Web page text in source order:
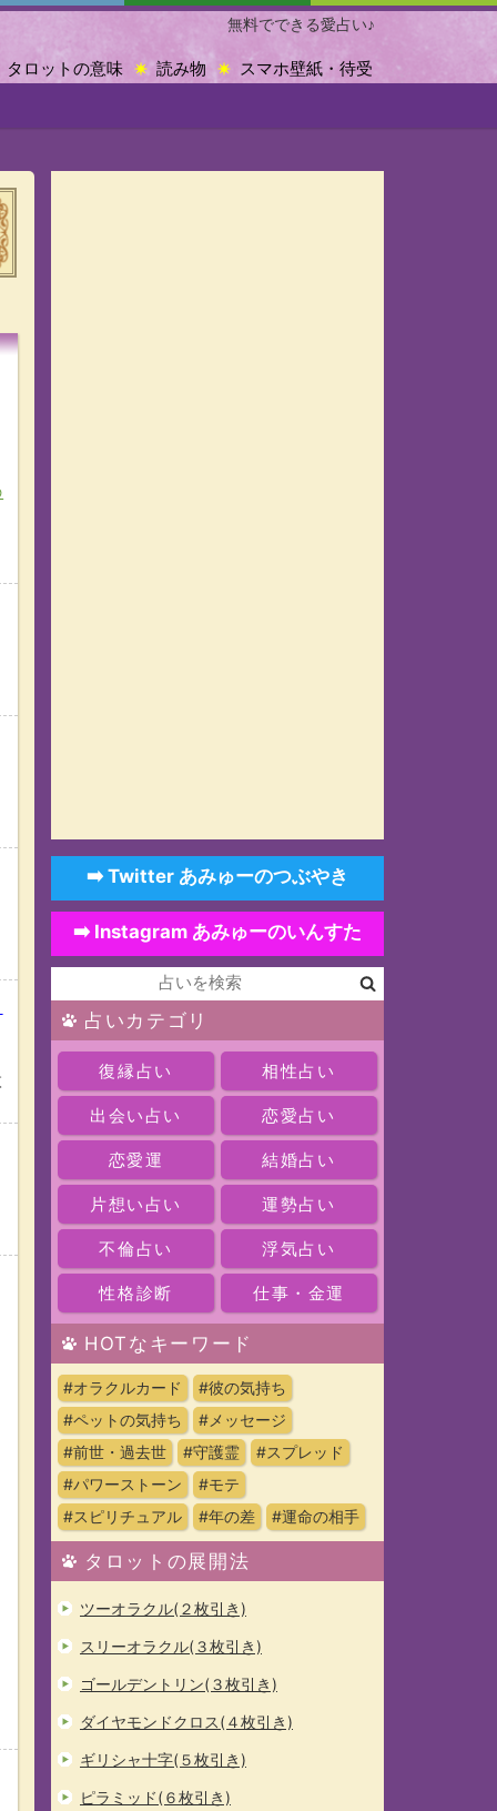
無料でできる愛占い♪
スマホ壁紙・待受
読み物
タロットの意味
➡️ Twitter あみゅーのつぶやき
➡️ Instagram あみゅーのいんすた
占いカテゴリ
復縁占い 相性占い
出会い占い 恋愛占い
恋愛運 結婚占い
片想い占い 運勢占い
不倫占い 浮気占い
性格診断 仕事・金運
HOTなキーワード
#オラクルカード
#彼の気持ち
#ペットの気持ち
#メッセージ
#前世・過去世
#守護霊
#スプレッド
#パワーストーン
#モテ
#スピリチュアル
#年の差 #運命の相手
タロットの展開法
ツーオラクル(２枚引き)
スリーオラクル(３枚引き)
ゴールデントリン(３枚引き)
ダイヤモンドクロス(４枚引き)
ギリシャ十字(５枚引き)
ピラミッド(６枚引き)